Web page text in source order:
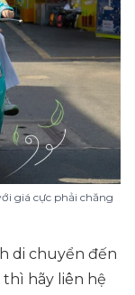
giá cực phải chăng
di chuyển đến
thì hãy liên hệ